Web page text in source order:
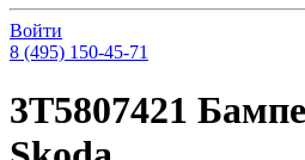
Войти
8 (495) 150-45-71
3T5807421